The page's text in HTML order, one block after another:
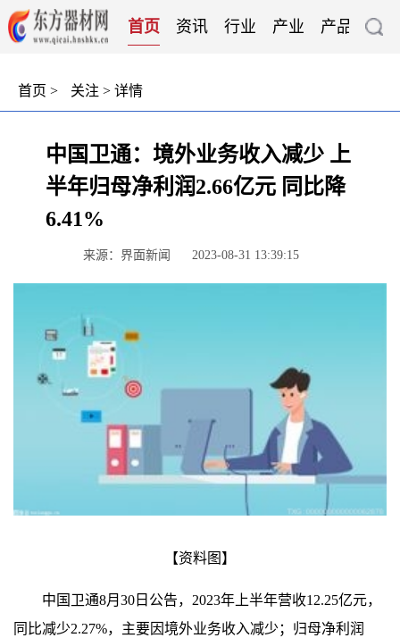
首页 资讯 行业 产业 产品 技术
首页 > 关注 > 详情
中国卫通：境外业务收入减少 上
半年归母净利润2.66亿元 同比降
6.41%
来源：界面新闻 2023-08-31 13:39:15
【资料图】
中国卫通8月30日公告，2023年上半年营收12.25亿元，
同比减少2.27%，主要因境外业务收入减少；归母净利润